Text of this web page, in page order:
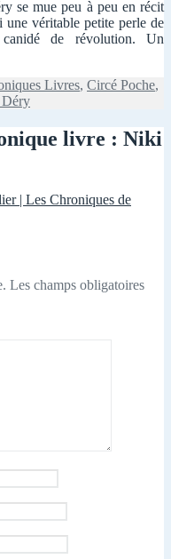
se mue peu à peu en récit
véritable petite perle de
de révolution. Un
Livres, Circé Poche,
livre : Niki
| Les Chroniques de
Les champs obligatoires